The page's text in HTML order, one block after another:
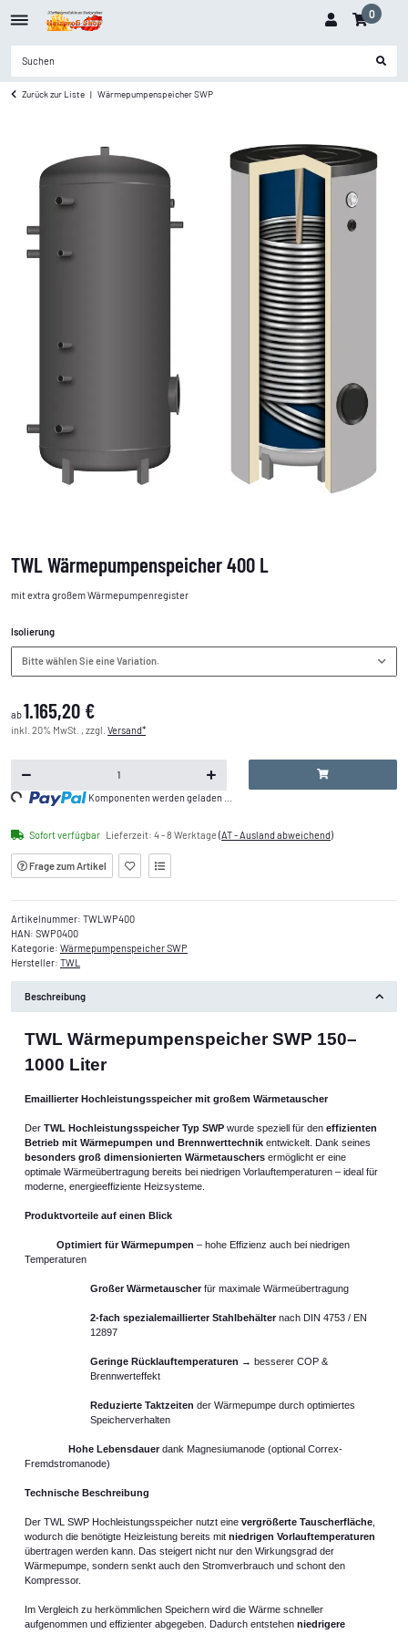
0
Zurück zur Liste Wärmepumpenspeicher SWP
TWL Wärmepumpenspeicher 400 L
mit extra großem Wärmepumpenregister
Isolierung
Bitte wählen Sie eine Variation.
ab1.165,20 €
inkl. 20% MwSt. , zzgl. Versand*
Komponenten werden geladen ...
Sofort verfügbar Lieferzeit: 4 - 8 Werktage(AT - Ausland abweichend)
Frage zum Artikel
Artikelnummer: TWLWP400
HAN: SWP0400
Kategorie: Wärmepumpenspeicher SWP
Hersteller: TWL
Beschreibung
TWL Wärmepumpenspeicher SWP 150–
1000 Liter
Emaillierter Hochleistungsspeicher mit großem Wärmetauscher
Der TWL Hochleistungsspeicher Typ SWP wurde speziell für den effizienten
Betrieb mit Wärmepumpen und Brennwerttechnik entwickelt. Dank seines
besonders groß dimensionierten Wärmetauschers ermöglicht er eine
optimale Wärmeübertragung bereits bei niedrigen Vorlauftemperaturen – ideal für
moderne, energieeffiziente Heizsysteme.
Produktvorteile auf einen Blick
Optimiert für Wärmepumpen – hohe Effizienz auch bei niedrigen
Temperaturen
Großer Wärmetauscherfür maximale Wärmeübertragung
2-fach spezialemaillierter Stahlbehälternach DIN 4753 / EN
12897
Geringe Rücklauftemperaturen → besserer COP &
Brennwerteffekt
Reduzierte Taktzeiten der Wärmepumpe durch optimiertes
Speicherverhalten
Hohe Lebensdauerdank Magnesiumanode (optional Correx-
Fremdstromanode)
Technische Beschreibung
Der TWL SWP Hochleistungsspeicher nutzt eine vergrößerte Tauscherfläche
wodurch die benötigte Heizleistung bereits mit niedrigen Vorlauftemperaturen
übertragen werden kann. Das steigert nicht nur den Wirkungsgrad der
Wärmepumpe, sondern senkt auch den Stromverbrauch und schont den
Kompressor.
Im Vergleich zu herkömmlichen Speichern wird die Wärme schneller
aufgenommen und effizienter abgegeben. Dadurch entstehen niedrigere